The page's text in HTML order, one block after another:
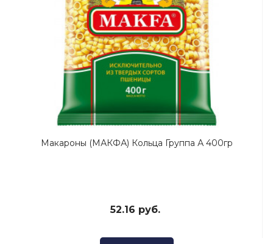
Макароны (МАКФА) Кольца Группа А 400гр
52.16 руб.